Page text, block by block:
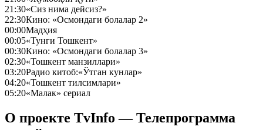
21:30«Сиз нима дейсиз?»
22:30Кино: «Осмондаги болалар 2»
00:00Мадҳия
00:05«Тунги Тошкент»
00:30Кино: «Осмондаги болалар 3»
02:30«Тошкент манзиллари»
03:20Радио китоб:«Ўтган кунлар»
04:20«Тошкент тилсимлари»
05:20«Малак» сериал
О проекте TvInfo — Телепрограмма